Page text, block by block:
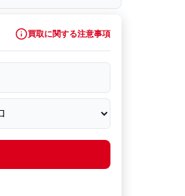
買取に関する注意事項